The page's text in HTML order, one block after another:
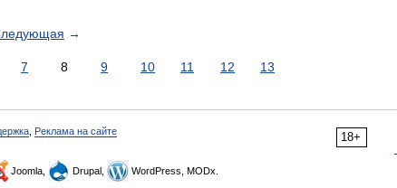
→
7 8 9 10 11 12 13
18+
Реклама на сайте
Joomla, Drupal, WordPress, MODx.